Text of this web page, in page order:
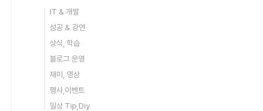
IT & 개발
성공 & 강연
상식, 학습
블로그 운영
재미, 영상
행사,이벤트
일상 Tip,Diy